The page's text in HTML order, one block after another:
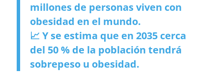
millones de personas viven con
obesidad en el mundo.
📈 Y se estima que en 2035 cerca
del 50 % de la población tendrá
sobrepeso u obesidad.